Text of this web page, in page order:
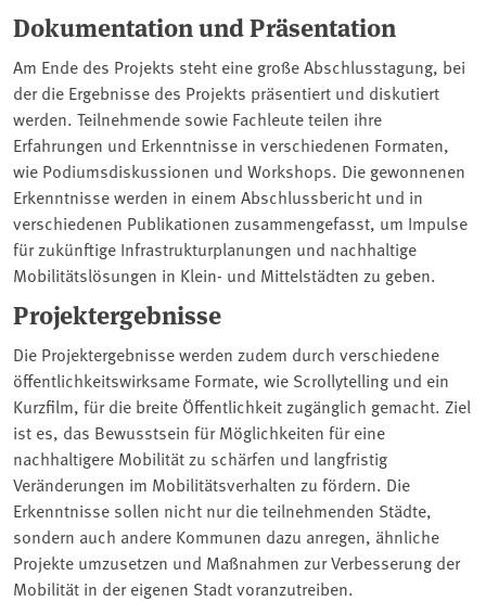
Dokumentation und Präsentation
Am Ende des Projekts steht eine große Abschlusstagung, bei
der die Ergebnisse des Projekts präsentiert und diskutiert
werden. Teilnehmende sowie Fachleute teilen ihre
Erfahrungen und Erkenntnisse in verschiedenen Formaten,
wie Podiumsdiskussionen und Workshops. Die gewonnenen
Erkenntnisse werden in einem Abschlussbericht und in
verschiedenen Publikationen zusammengefasst, um Impulse
für zukünftige Infrastrukturplanungen und nachhaltige
Mobilitätslösungen in Klein- und Mittelstädten zu geben.
Projektergebnisse
Die Projektergebnisse werden zudem durch verschiedene
öffentlichkeitswirksame Formate, wie Scrollytelling und ein
Kurzfilm, für die breite Öffentlichkeit zugänglich gemacht. Ziel
ist es, das Bewusstsein für Möglichkeiten für eine
nachhaltigere Mobilität zu schärfen und langfristig
Veränderungen im Mobilitätsverhalten zu fördern. Die
Erkenntnisse sollen nicht nur die teilnehmenden Städte,
sondern auch andere Kommunen dazu anregen, ähnliche
Projekte umzusetzen und Maßnahmen zur Verbesserung der
Mobilität in der eigenen Stadt voranzutreiben.